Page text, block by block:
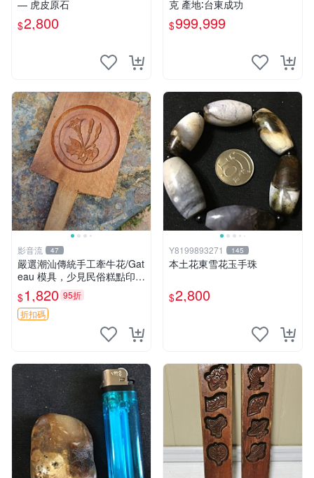
— 虎皮原石
$2,800
克 產地∶台東成功
$999,999
影音流 47
嚴選潮汕傳統手工牽牛花/Gat
eau 模具，少見民俗糕點印板
老月糕粿印專業模具，牽牛花
精美圖案收藏品
$1,820 95折
折扣碼
Y8199893271 145
本土花東雪花玉手珠
$2,800